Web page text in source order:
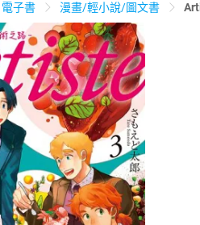
養生保健 民生用品
運動休閒 親子玩具
化妝保養 情趣用品
電子書 漫畫/輕小說/圖文書